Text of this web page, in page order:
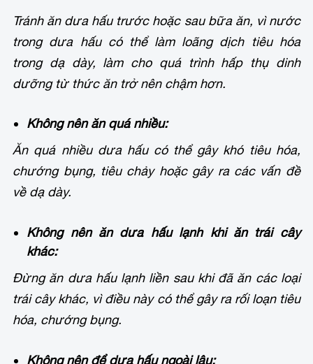
Tránh ăn dưa hấu trước hoặc sau bữa ăn, vì nước
trong dưa hấu có thể làm loãng dịch tiêu hóa
trong dạ dày, làm cho quá trình hấp thụ dinh
dưỡng từ thức ăn trở nên chậm hơn.
Không nên ăn quá nhiều:
Ăn quá nhiều dưa hấu có thể gây khó tiêu hóa,
chướng bụng, tiêu chảy hoặc gây ra các vấn đề
về dạ dày.
Không nên ăn dưa hấu lạnh khi ăn trái cây
khác:
Đừng ăn dưa hấu lạnh liền sau khi đã ăn các loại
trái cây khác, vì điều này có thể gây ra rối loạn tiêu
hóa, chướng bụng.
Không nên để dưa hấu ngoài lâu: